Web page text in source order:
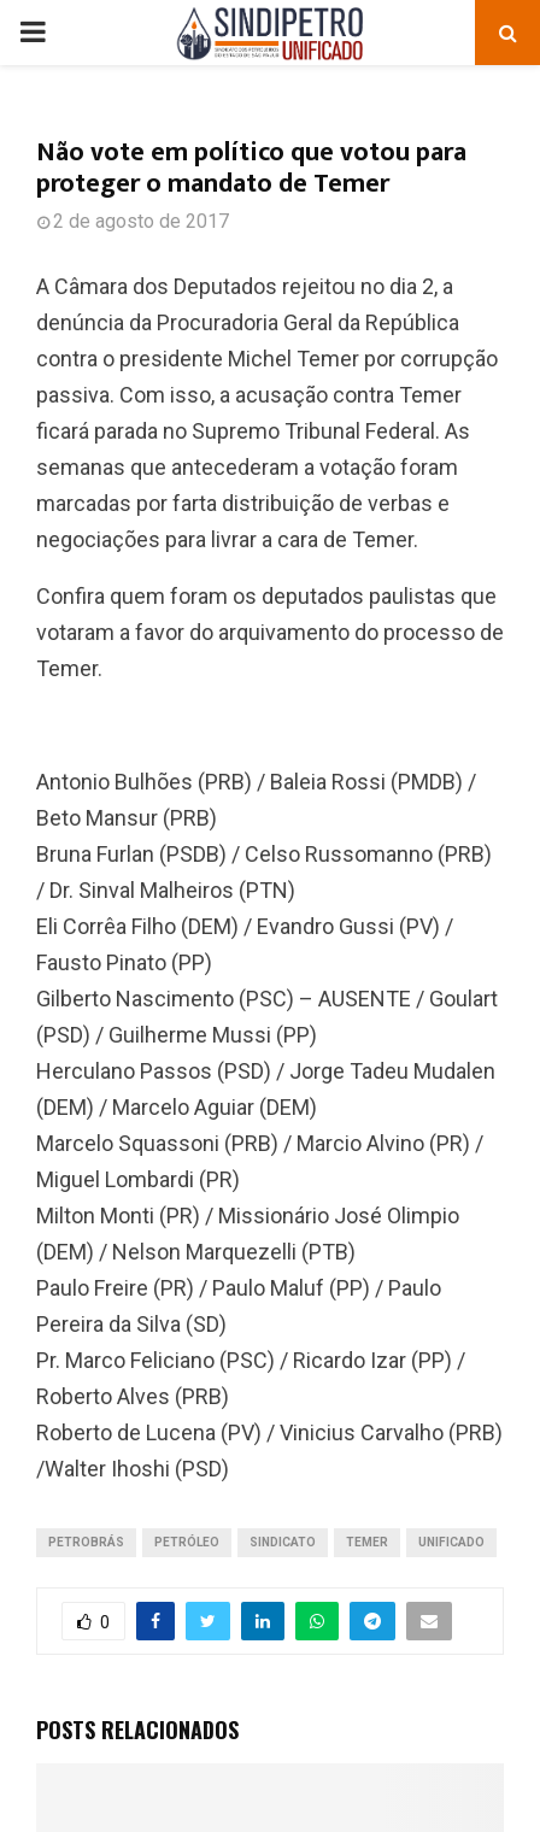
PRIMARY
Não vote em político que votou para
proteger o mandato de Temer
2 de agosto de 2017
A Câmara dos Deputados rejeitou no dia 2, a
denúncia da Procuradoria Geral da República
contra o presidente Michel Temer por corrupção
passiva. Com isso, a acusação contra Temer
ficará parada no Supremo Tribunal Federal. As
semanas que antecederam a votação foram
marcadas por farta distribuição de verbas e
negociações para livrar a cara de Temer.
Confira quem foram os deputados paulistas que
votaram a favor do arquivamento do processo de
Temer.
Antonio Bulhões (PRB) / Baleia Rossi (PMDB) /
Beto Mansur (PRB)
Bruna Furlan (PSDB) / Celso Russomanno (PRB)
/ Dr. Sinval Malheiros (PTN)
Eli Corrêa Filho (DEM) / Evandro Gussi (PV) /
Fausto Pinato (PP)
Gilberto Nascimento (PSC) – AUSENTE / Goulart
(PSD) / Guilherme Mussi (PP)
Herculano Passos (PSD) / Jorge Tadeu Mudalen
(DEM) / Marcelo Aguiar (DEM)
Marcelo Squassoni (PRB) / Marcio Alvino (PR) /
Miguel Lombardi (PR)
Milton Monti (PR) / Missionário José Olimpio
(DEM) / Nelson Marquezelli (PTB)
Paulo Freire (PR) / Paulo Maluf (PP) / Paulo
Pereira da Silva (SD)
Pr. Marco Feliciano (PSC) / Ricardo Izar (PP) /
Roberto Alves (PRB)
Roberto de Lucena (PV) / Vinicius Carvalho (PRB)
/Walter Ihoshi (PSD)
PETROBRÁS PETRÓLEO SINDICATO TEMER UNIFICADO
0
POSTS RELACIONADOS